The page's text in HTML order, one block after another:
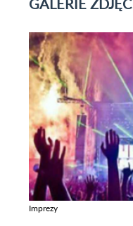
GALERIE ZDJĘĆ
Imprezy